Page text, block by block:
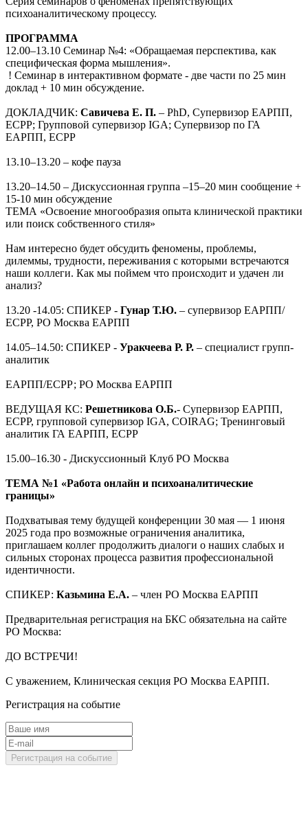
психоаналитическому процессу.
ПРОГРАММА
12.00–13.10 Семинар №4: «Обращаемая перспектива, как
специфическая форма мышления».
! Семинар в интерактивном формате - две части по 25 мин
доклад + 10 мин обсуждение.
ДОКЛАДЧИК: Савичева Е. П. – PhD, Супервизор ЕАРПП,
ECPP; Групповой супервизор IGA; Супервизор по ГА
ЕАРПП, ЕСРР
13.10–13.20 – кофе пауза
13.20–14.50 – Дискуссионная группа –15–20 мин сообщение +
15-10 мин обсуждение
ТЕМА «Освоение многообразия опыта клинической практики
или поиск собственного стиля»
Нам интересно будет обсудить феномены, проблемы,
дилеммы, трудности, переживания с которыми встречаются
наши коллеги. Как мы поймем что происходит и удачен ли
анализ?
13.20 -14.05: СПИКЕР - Гунар Т.Ю. – супервизор ЕАРПП/
ЕСРР, РО Москва ЕАРПП
14.05–14.50: СПИКЕР - Уракчеева Р. Р. – специалист групп-
аналитик
ЕАРПП/ЕСРР; РО Москва ЕАРПП
ВЕДУЩАЯ КС: Решетникова О.Б.- Супервизор ЕАРПП,
ECPP, групповой супервизор IGA, COIRAG; Тренинговый
аналитик ГА ЕАРПП, ЕСРР
15.00–16.30 - Дискуссионный Клуб РО Москва
ТЕМА №1 «Работа онлайн и психоаналитические
границы»
Подхватывая тему будущей конференции 30 мая — 1 июня
2025 года про возможные ограничения аналитика,
приглашаем коллег продолжить диалоги о наших слабых и
сильных сторонах процесса развития профессиональной
идентичности.
СПИКЕР: Казьмина Е.А. – член РО Москва ЕАРПП
Предварительная регистрация на БКС обязательна на сайте
РО Москва:
ДО ВСТРЕЧИ!
С уважением, Клиническая секция РО Москва ЕАРПП.
Регистрация на событие
Регистрация на событие